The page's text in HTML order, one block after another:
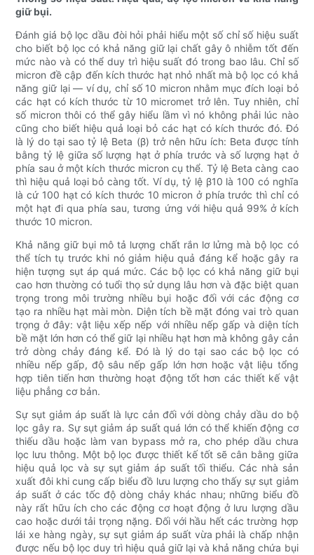
giữ bụi.
Đánh giá bộ lọc dầu đòi hỏi phải hiểu một số chỉ số hiệu suất
cho biết bộ lọc có khả năng giữ lại chất gây ô nhiễm tốt đến
mức nào và có thể duy trì hiệu suất đó trong bao lâu. Chỉ số
micron đề cập đến kích thước hạt nhỏ nhất mà bộ lọc có khả
năng giữ lại — ví dụ, chỉ số 10 micron nhằm mục đích loại bỏ
các hạt có kích thước từ 10 micromet trở lên. Tuy nhiên, chỉ
số micron thôi có thể gây hiểu lầm vì nó không phải lúc nào
cũng cho biết hiệu quả loại bỏ các hạt có kích thước đó. Đó
là lý do tại sao tỷ lệ Beta (β) trở nên hữu ích: Beta được tính
bằng tỷ lệ giữa số lượng hạt ở phía trước và số lượng hạt ở
phía sau ở một kích thước micron cụ thể. Tỷ lệ Beta càng cao
thì hiệu quả loại bỏ càng tốt. Ví dụ, tỷ lệ β10 là 100 có nghĩa
là cứ 100 hạt có kích thước 10 micron ở phía trước thì chỉ có
một hạt đi qua phía sau, tương ứng với hiệu quả 99% ở kích
thước 10 micron.
Khả năng giữ bụi mô tả lượng chất rắn lơ lửng mà bộ lọc có
thể tích tụ trước khi nó giảm hiệu quả đáng kể hoặc gây ra
hiện tượng sụt áp quá mức. Các bộ lọc có khả năng giữ bụi
cao hơn thường có tuổi thọ sử dụng lâu hơn và đặc biệt quan
trọng trong môi trường nhiều bụi hoặc đối với các động cơ
tạo ra nhiều hạt mài mòn. Diện tích bề mặt đóng vai trò quan
trọng ở đây: vật liệu xếp nếp với nhiều nếp gấp và diện tích
bề mặt lớn hơn có thể giữ lại nhiều hạt hơn mà không gây cản
trở dòng chảy đáng kể. Đó là lý do tại sao các bộ lọc có
nhiều nếp gấp, độ sâu nếp gấp lớn hơn hoặc vật liệu tổng
hợp tiên tiến hơn thường hoạt động tốt hơn các thiết kế vật
liệu phẳng cơ bản.
Sự sụt giảm áp suất là lực cản đối với dòng chảy dầu do bộ
lọc gây ra. Sự sụt giảm áp suất quá lớn có thể khiến động cơ
thiếu dầu hoặc làm van bypass mở ra, cho phép dầu chưa
lọc lưu thông. Một bộ lọc được thiết kế tốt sẽ cân bằng giữa
hiệu quả lọc và sự sụt giảm áp suất tối thiểu. Các nhà sản
xuất đôi khi cung cấp biểu đồ lưu lượng cho thấy sự sụt giảm
áp suất ở các tốc độ dòng chảy khác nhau; những biểu đồ
này rất hữu ích cho các động cơ hoạt động ở lưu lượng dầu
cao hoặc dưới tải trọng nặng. Đối với hầu hết các trường hợp
lái xe hàng ngày, sự sụt giảm áp suất vừa phải là chấp nhận
được nếu bộ lọc duy trì hiệu quả giữ lại và khả năng chứa bụi